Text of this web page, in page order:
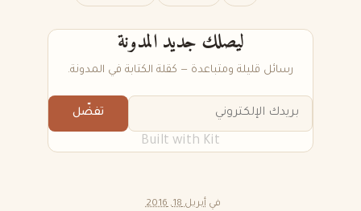
ليصلك جديد المدونة
رسائل قليلة ومتباعدة — كقلة الكتابة في المدونة.
تفضّل
Built with Kit
في أبريل 18, 2016